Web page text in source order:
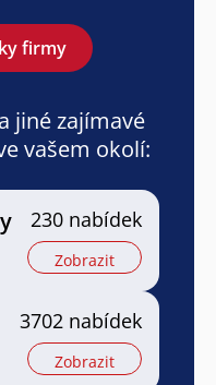
firmy
jiné zajímavé
vašem okolí:
230 nabídek
Zobrazit
3702 nabídek
Zobrazit